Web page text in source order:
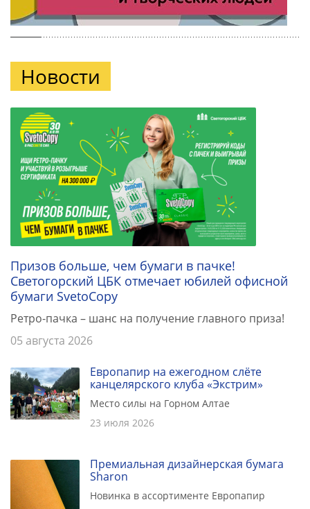
Новости
Призов больше, чем бумаги в пачке!
Светогорский ЦБК отмечает юбилей офисной
бумаги SvetoCopy
Ретро-пачка – шанс на получение главного приза!
05 августа 2026
Европапир на ежегодном слёте
канцелярского клуба «Экстрим»
Место силы на Горном Алтае
23 июля 2026
Премиальная дизайнерская бумага
Sharon
Новинка в ассортименте Европапир